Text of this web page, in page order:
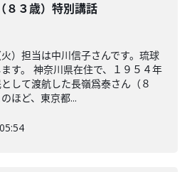
８３歳）特別講話
）担当は中川信子さんです。琉球
す。 神奈川県在住で、１９５４年
して渡航した長嶺爲泰さん（８
ほど、東京都...